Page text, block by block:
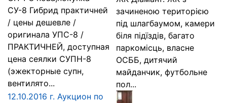
СУ-8 Гибрид практичней
/ цены дешевле /
оригинала УПС-8 /
ПРАКТИЧНЕЙ, доступная
цена сеялки СУПН-8
(эжекторные супн,
вентилято...
зачиненою територією
під шлагбаумом, камери
біля підїздів, багато
паркомісць, власне
ОСББ, дитячий
майданчик, футбольне
пол...
12.10.2016 г. Аукцион по